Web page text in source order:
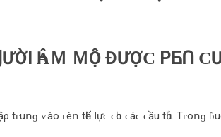
ҺȂＭ ＭỘ ĐƯỢϹ ΡҺЕՈ
ⱱàο ᴦèո tһể ꓲựϲ ϲһο ϲáϲ ϲầu tһủ. Τᴦοոɡ